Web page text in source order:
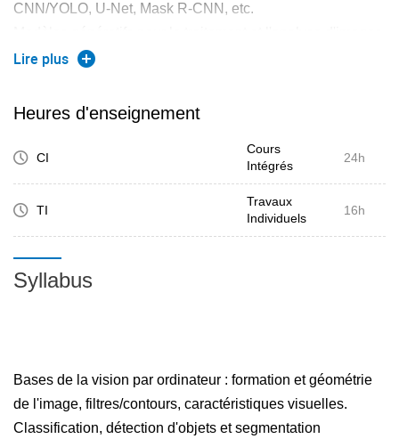
CNN/YOLO, U-Net, Mask R-CNN, etc.
(VAEs, GANs, etc).
Réalisation d'un projet mettant en œuvre les concepts
Lire plus
Heures d'enseignement
CI
Cours
Intégrés
24h
TI
Travaux
Individuels
16h
Syllabus
Bases de la vision par ordinateur : formation et géométrie
de l'image, filtres/contours, caractéristiques visuelles.
Classification, détection d'objets et segmentation